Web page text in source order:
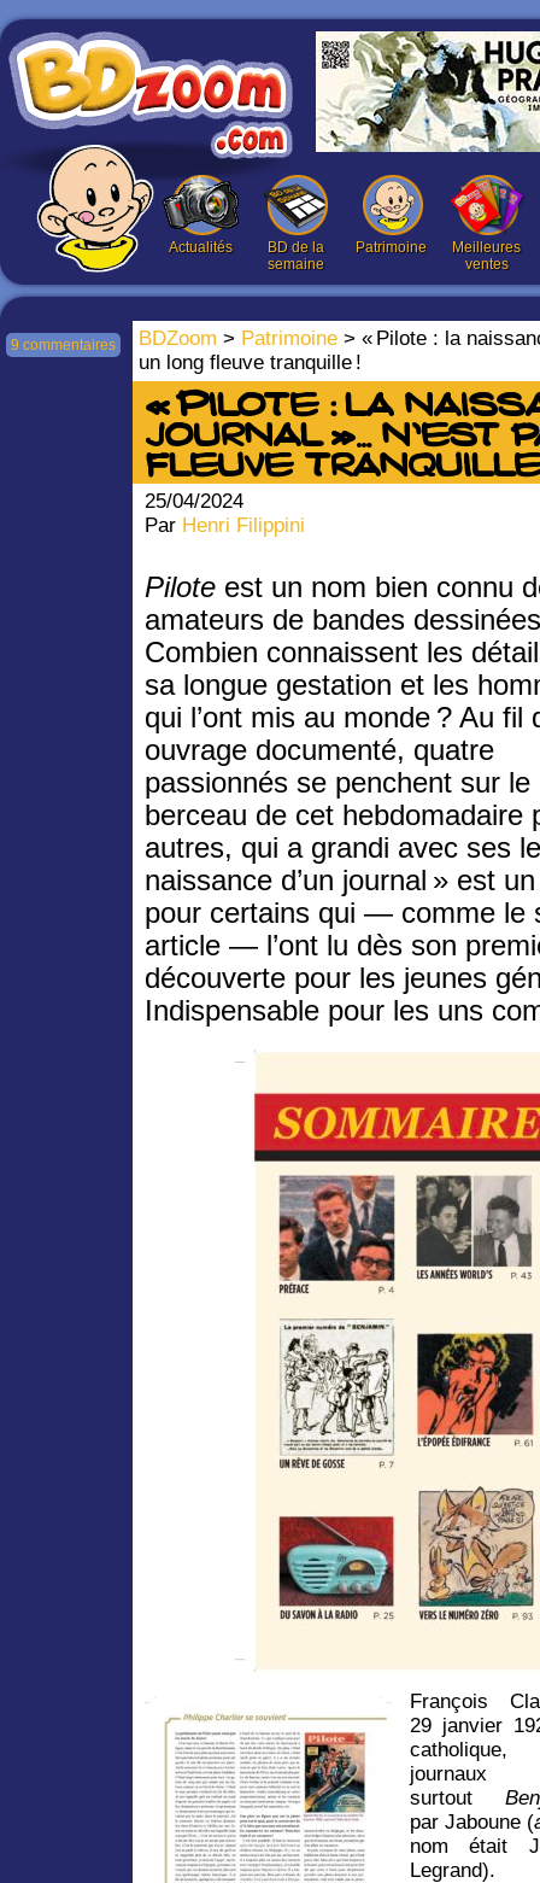
Actualités
BD de la
semaine
Patrimoine
Meilleures
ventes
BDZoom > Patrimoine > « Pilote : la
un long fleuve tranquille !
9 commentaires
« Pilote : la
journal »… n’est
fleuve tranquille
25/04/2024
Par Henri Filippini
Pilote est un nom bien connu
amateurs de bandes
Combien connaissent les
sa longue gestation et les
qui l’ont mis au monde ? Au fil
ouvrage documenté, quatre
passionnés se penchent sur le
berceau de cet hebdomadaire
autres, qui a grandi avec ses
naissance d’un journal » est
pour certains qui — comme le
article — l’ont lu dès son
découverte pour les jeunes
Indispensable pour les uns
François
29 janvier
surtout
par Jaboune (
nom était
Legrand).